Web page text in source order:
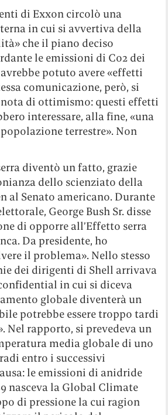
di Exxon circolò una
in cui si avvertiva della
che il piano deciso
le emissioni di Co2 dei
potuto avere «effetti
comunicazione, però, si
nota di ottimismo: questi effetti
interessare, alla fine, «una
terrestre». Non
diventò un fatto, grazie
dello scienziato della
al Senato americano. Durante
George Bush Sr. disse
di opporre all’Effetto serra
Da presidente, ho
il problema». Nello stesso
dei dirigenti di Shell arrivava
in cui si diceva
globale diventerà un
potrebbe essere troppo tardi
Nel rapporto, si prevedeva un
media globale di uno
entro i successivi
le emissioni di anidride
nasceva la Global Climate
di pressione la cui ragion